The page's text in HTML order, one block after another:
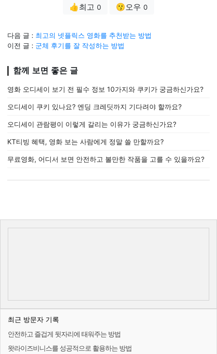
👍최고 0 😗오우 0
다음 글 : 최고의 넷플릭스 영화를 추천받는 방법
이전 글 : 군체 후기를 잘 작성하는 방법
함께 보면 좋은 글
영화 오디세이 보기 전 필수 정보 10가지와 쿠키가 궁금하신가요?
오디세이 쿠키 있나요? 엔딩 크레딧까지 기다려야 할까요?
오디세이 관람평이 이렇게 갈리는 이유가 궁금하신가요?
KT티빙 혜택, 영화 보는 사람에게 정말 쓸 만할까요?
무료영화, 어디서 보면 안전하고 볼만한 작품을 고를 수 있을까요?
최근 방문자 기록
안전하고 즐겁게 뒷자리에 태워주는 방법
왓라이즈비니스를 성공적으로 활용하는 방법